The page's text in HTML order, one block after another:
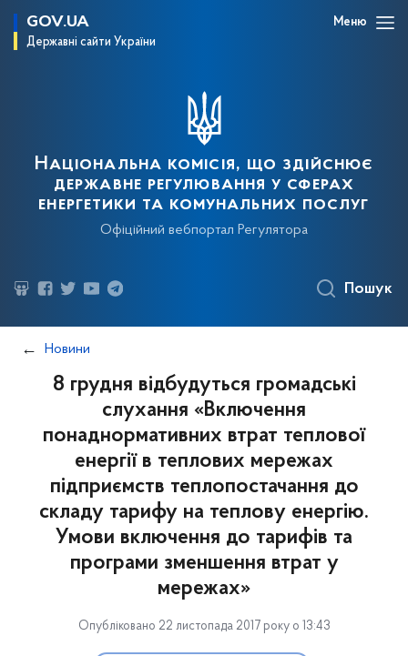
GOV.UA
Державні сайти України
Меню
Національна комісія, що здійснює
державне регулювання у сферах
енергетики та комунальних послуг
Офіційний вебпортал Регулятора
Пошук
Новини
8 грудня відбудуться громадські
слухання «Включення
понаднормативних втрат теплової
енергії в теплових мережах
підприємств теплопостачання до
складу тарифу на теплову енергію.
Умови включення до тарифів та
програми зменшення втрат у
мережах»
Опубліковано 22 листопада 2017 року о 13:43